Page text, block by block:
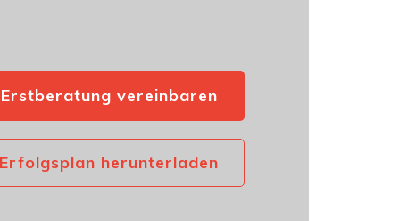
Erstberatung vereinbaren
Erfolgsplan herunterladen